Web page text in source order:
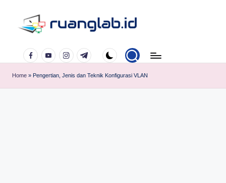
Klik
Manfaat
FacebookYouTubeInstagramTelegram
Home » Pengertian, Jenis dan Teknik Konfigurasi VLAN